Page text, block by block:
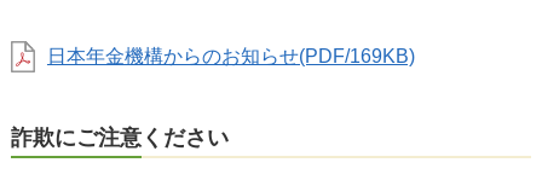
日本年金機構からのお知らせ(PDF/169KB)
詐欺にご注意ください